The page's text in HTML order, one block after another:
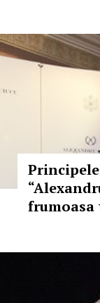
frumoasa